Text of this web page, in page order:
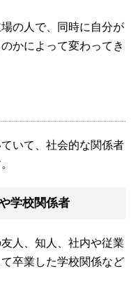
の人で、同時に自分が
かによって変わってき
いて、社会的な関係者
学校関係者
人、知人、社内や従業
卒業した学校関係など